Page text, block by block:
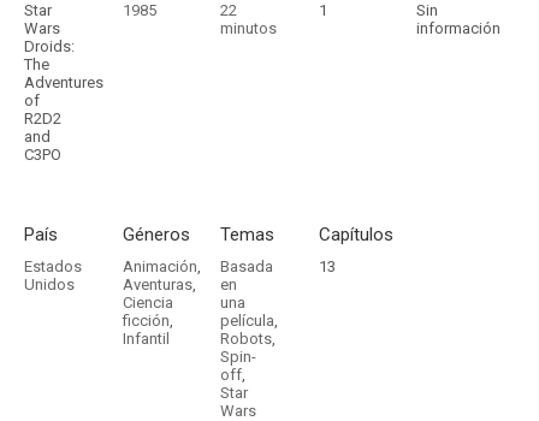
Star
Wars
Droids:
The
Adventures
of
R2D2
and
C3PO
1985
22
minutos
1
Sin
información
País
Estados
Unidos
Géneros
Animación,
Aventuras,
Ciencia
ficción,
Infantil
Temas
Basada
en
una
película,
Robots,
Spin-
off,
Star
Wars
Capítulos
13